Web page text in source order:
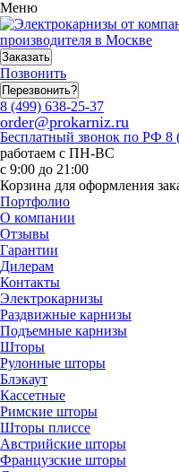
Меню
производителя в Москве
Заказать
Позвонить
Перезвонить?
8 (499) 638-25-37
order@prokarniz.ru
Бесплатный звонок по РФ 8
работаем с ПН-ВС
с 9:00 до 21:00
Корзина для оформления
Портфолио
О компании
Отзывы
Гарантии
Дилерам
Контакты
Электрокарнизы
Раздвижные карнизы
Подъемные карнизы
Шторы
Рулонные шторы
Блэкаут
Кассетные
Римские шторы
Шторы плиссе
Австрийские шторы
Французские шторы